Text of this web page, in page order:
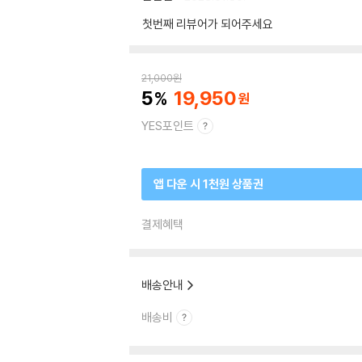
첫번째 리뷰어가 되어주세요
21,000원
5 19,950
YES포인트
앱 다운 시 1천원 상품권
결제혜택
배송안내
배송비